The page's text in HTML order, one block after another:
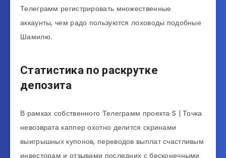
Телеграмм регистрировать множественные
аккаунты, чем радо пользуются лоховоды подобные
Шамилю.
Статистика по раскрутке
депозита
В рамках собственного Телеграмм проекта S | Точка
невозврата каппер охотно делится скринами
выигрышных купонов, переводов выплат счастливым
инвесторам и отзывами последних с бесконечными